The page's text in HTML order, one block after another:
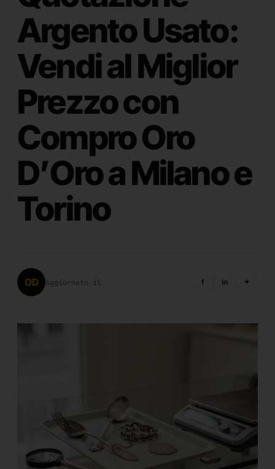
Argento Usato:
Vendi al Miglior
Prezzo con
Compro Oro
D’Oro a Milano e
Torino
OD Aggiornato il f in ✦